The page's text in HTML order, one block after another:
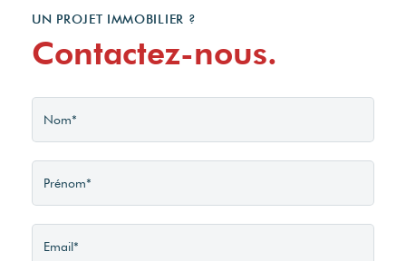
UN PROJET IMMOBILIER ?
Contactez-nous.